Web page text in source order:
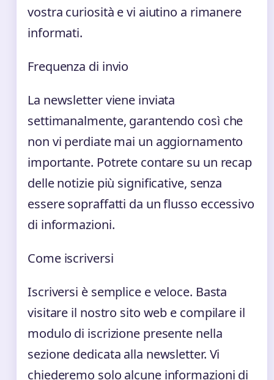
vostra curiosità e vi aiutino a rimanere
informati.
Frequenza di invio
La newsletter viene inviata
settimanalmente, garantendo così che
non vi perdiate mai un aggiornamento
importante. Potrete contare su un recap
delle notizie più significative, senza
essere sopraffatti da un flusso eccessivo
di informazioni.
Come iscriversi
Iscriversi è semplice e veloce. Basta
visitare il nostro sito web e compilare il
modulo di iscrizione presente nella
sezione dedicata alla newsletter. Vi
chiederemo solo alcune informazioni di